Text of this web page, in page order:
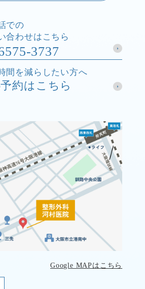
での
合わせはこちら
3737
間を減らしたい方へ
約はこちら
Google MAPはこちら